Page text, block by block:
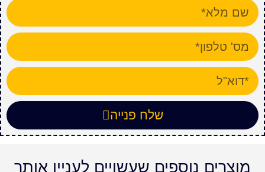
שלח פנייה
מוצרים נוספים שעשויים לעניין אותך